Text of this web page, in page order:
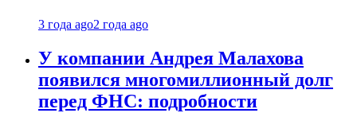
3 года ago2 года ago
У компании Андрея Малахова
появился многомиллионный долг
перед ФНС: подробности